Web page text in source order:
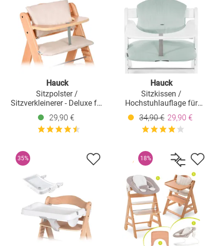
Hauck
Sitzpolster /
Sitzverkleinerer - Deluxe für
Alpha Hochstuhl - Beige
29,90 €
Hauck
Sitzkissen /
Hochstuhlauflage für
Alpha Hochstuhl -
Highchair Pad Select -
Muslin Mint
34,90 € 29,90 €
35% 18%